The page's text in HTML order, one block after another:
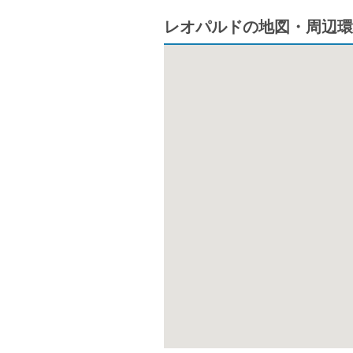
レオパルドの地図・周辺